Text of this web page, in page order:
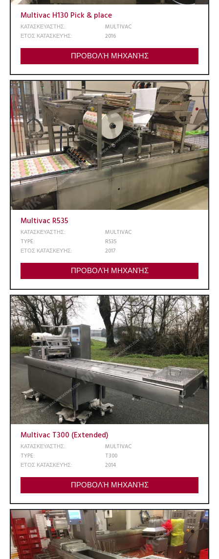
Multivac H130 Pick & place
ΚΑΤΑΣΚΕΥΑΣΤΗΣ:
MULTIVAC
ΕΤΟΣ ΚΑΤΑΣΚΕΥΉΣ:
2016
ΠΡΟΒΟΛΉ ΜΗΧΑΝΉΣ
Multivac R535
ΚΑΤΑΣΚΕΥΑΣΤΗΣ:
MULTIVAC
TYPE:
R535
ΕΤΟΣ ΚΑΤΑΣΚΕΥΉΣ:
2017
ΠΡΟΒΟΛΉ ΜΗΧΑΝΉΣ
Multivac T300 (Extended)
ΚΑΤΑΣΚΕΥΑΣΤΗΣ:
MULTIVAC
TYPE:
T300
ΕΤΟΣ ΚΑΤΑΣΚΕΥΉΣ:
2014
ΠΡΟΒΟΛΉ ΜΗΧΑΝΉΣ